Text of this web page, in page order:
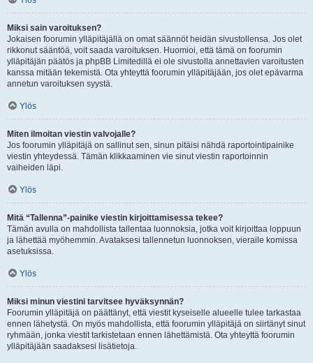
Miksi sain varoituksen?
Jokaisen foorumin ylläpitäjällä on omat säännöt heidän sivustollensa. Jos olet
rikkonut sääntöä, voit saada varoituksen. Huomioi, että tämä on foorumin
ylläpitäjän päätös ja phpBB Limitedillä ei ole sivustolla annettavien varoitusten
kanssa mitään tekemistä. Ota yhteyttä foorumin ylläpitäjään, jos olet epävarma
annetun varoituksen syystä.
Ylös
Miten ilmoitan viestin valvojalle?
Jos foorumin ylläpitäjä on sallinut sen, sinun pitäisi nähdä raportointipainike
viestin yhteydessä. Tämän klikkaaminen vie sinut viestin raportoinnin
vaiheiden läpi.
Ylös
Mitä “Tallenna”-painike viestin kirjoittamisessa tekee?
Tämän avulla on mahdollista tallentaa luonnoksia, jotka voit kirjoittaa loppuun
ja lähettää myöhemmin. Avataksesi tallennetun luonnoksen, vieraile komissa
asetuksissa.
Ylös
Miksi minun viestini tarvitsee hyväksynnän?
Foorumin ylläpitäjä on päättänyt, että viestit kyseiselle alueelle tulee tarkastaa
ennen lähetystä. On myös mahdollista, että foorumin ylläpitäjä on siirtänyt sinut
ryhmään, jonka viestit tarkistetaan ennen lähettämistä. Ota yhteyttä foorumin
ylläpitäjään saadaksesi lisätietoja.